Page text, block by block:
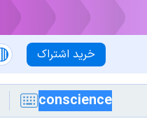
خرید اشتراک